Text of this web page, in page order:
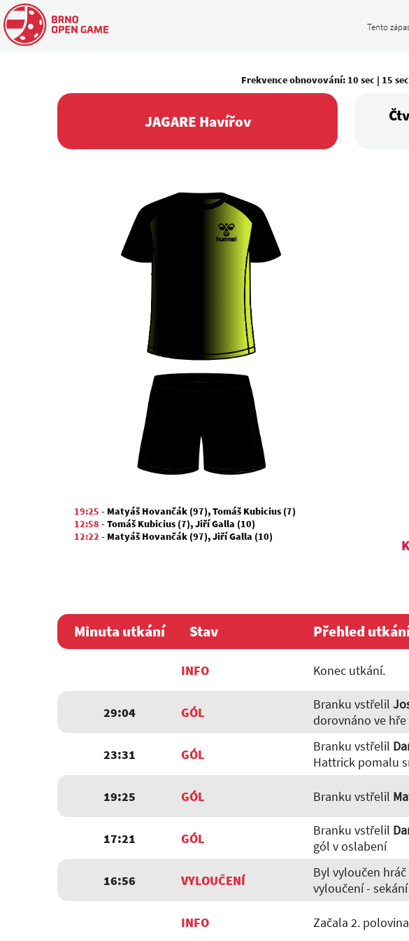
Tento
Frekvence obnovování: 10 sec | 15 sec
JAGARE Havířov
19:25 - Matyáš Hovančák (97),Tomáš Kubicius (7)
12:58 -Tomáš Kubicius (7),Jiří Galla (10)
12:22 - Matyáš Hovančák (97),Jiří Galla (10)
Minuta utkání Stav Přehled
INFO Konec utkání.
29:04 GÓL Branku vstřelil
dorovnáno ve hře
23:31 GÓL Branku vstřelil
Hattrick pomalu
19:25 GÓL Branku vstřelil
17:21 GÓL Branku vstřelil
gól v oslabení
16:56 VYLOUČENÍ Byl vyloučen hráč
vyloučení - sekání
INFO Začala 2.